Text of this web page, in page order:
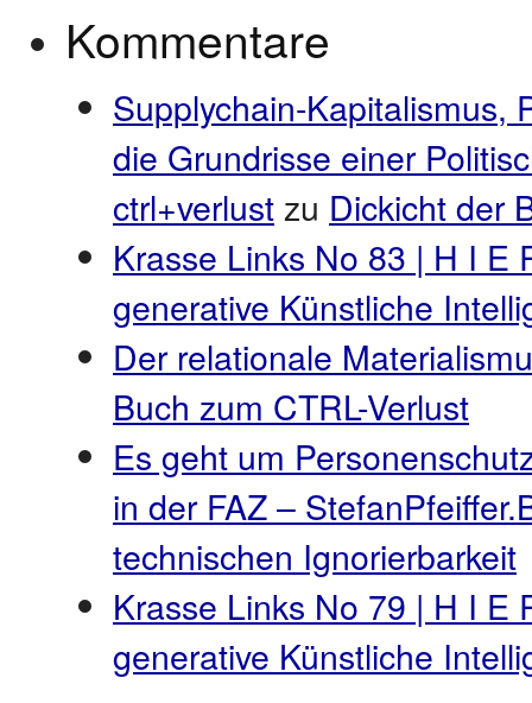
Kommentare
Supplychain-Kapitalismus,
die Grundrisse einer
ctrl+verlustzu Dickicht der
Krasse Links No 83 | H I E
generative Künstliche
Der relationale
Buch zum CTRL-Verlust
Es geht um
in der FAZ –
technischen Ignorierbarkeit
Krasse Links No 79 | H I E
generative Künstliche